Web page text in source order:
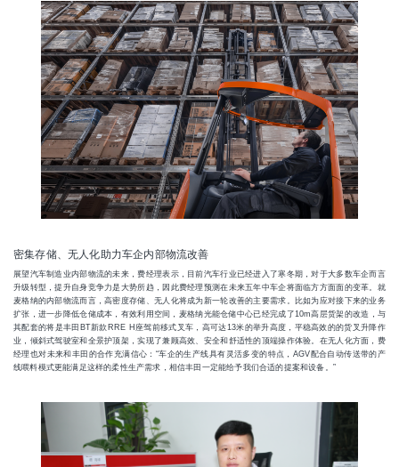
密集存储、无人化助力车企内部物流改善
展望汽车制造业内部物流的未来，费经理表示，目前汽车行业已经进入了寒冬期，对于大多数车企而言
升级转型，提升自身竞争力是大势所趋，因此费经理预测在未来五年中车企将面临方方面面的变革。就
麦格纳的内部物流而言，高密度存储、无人化将成为新一轮改善的主要需求。比如为应对接下来的业务
扩张，进一步降低仓储成本，有效利用空间，麦格纳光能仓储中心已经完成了10m高层货架的改造，与
其配套的将是丰田BT新款RRE H座驾前移式叉车，高可达13米的举升高度，平稳高效的的货叉升降作
业，倾斜式驾驶室和全景护顶架，实现了兼顾高效、安全和舒适性的顶端操作体验。在无人化方面，费
经理也对未来和丰田的合作充满信心：“车企的生产线具有灵活多变的特点，AGV配合自动传送带的产
线喂料模式更能满足这样的柔性生产需求，相信丰田一定能给予我们合适的提案和设备。”